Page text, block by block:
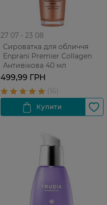
27 07 - 23 08
Сироватка для обличчя
Enprani Premier Collagen
Антивікова 40 мл
499,99 ГРН